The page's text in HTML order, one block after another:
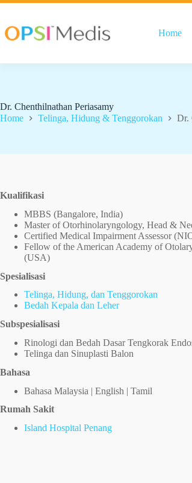
Home
Dr. Chenthilnathan Periasamy
Home
Telinga, Hidung & Tenggorokan Dr.
Kualifikasi
MBBS (Bangalore, India)
Master of Otorhinolaryngology, Head &
Certified Medical Impairment Assessor
Fellow of the American Academy of
(USA)
Spesialisasi
Telinga, Hidung, dan Tenggorokan
Bedah Kepala dan Leher
Subspesialisasi
Rinologi dan Bedah Dasar Tengkorak
Telinga dan Sinuplasti Balon
Bahasa
Bahasa Malaysia | English | Tamil
Rumah Sakit
Island Hospital Penang